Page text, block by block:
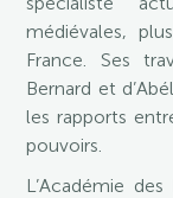
médiévales,
France. Ses
Bernard et
les rapports
pouvoirs.
L’Académie